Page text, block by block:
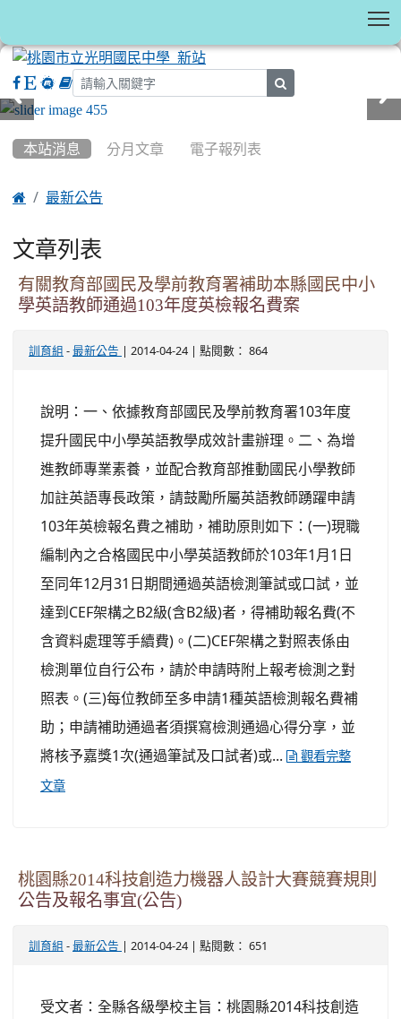
本站消息 分月文章 電子報列表
 最新公告
文章列表
有關教育部國民及學前教育署補助本縣國民中小
學英語教師通過103年度英檢報名費案
訓育組 - 最新公告 | 2014-04-24 | 點閱數： 864
說明：一、依據教育部國民及學前教育署103年度
提升國民中小學英語教學成效計畫辦理。二、為增
進教師專業素養，並配合教育部推動國民小學教師
加註英語專長政策，請鼓勵所屬英語教師踴躍申請
103年英檢報名費之補助，補助原則如下：(一)現職
編制內之合格國民中小學英語教師於103年1月1日
至同年12月31日期間通過英語檢測筆試或口試，並
達到CEF架構之B2級(含B2級)者，得補助報名費(不
含資料處理等手續費)。(二)CEF架構之對照表係由
檢測單位自行公布，請於申請時附上報考檢測之對
照表。(三)每位教師至多申請1種英語檢測報名費補
助；申請補助通過者須撰寫檢測通過心得分享，並
將核予嘉獎1次(通過筆試及口試者)或...
觀看完整
文章
桃園縣2014科技創造力機器人設計大賽競賽規則
公告及報名事宜(公告)
訓育組 - 最新公告 | 2014-04-24 | 點閱數： 651
受文者：全縣各級學校主旨：桃園縣2014科技創造